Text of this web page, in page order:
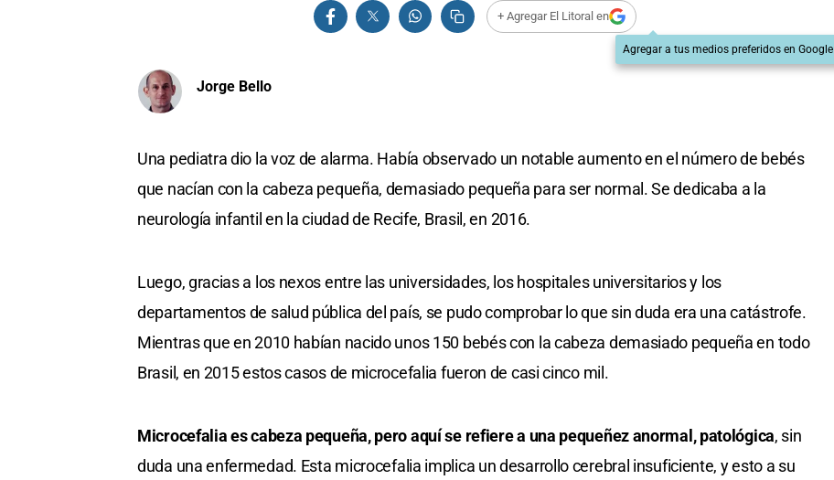
+ Agregar El Litoral en
Agregar a tus medios preferidos en Google
Jorge Bello
Una pediatra dio la voz de alarma. Había observado un notable aumento en el número de bebés
que nacían con la cabeza pequeña, demasiado pequeña para ser normal. Se dedicaba a la
neurología infantil en la ciudad de Recife, Brasil, en 2016.
Luego, gracias a los nexos entre las universidades, los hospitales universitarios y los
departamentos de salud pública del país, se pudo comprobar lo que sin duda era una catástrofe.
Mientras que en 2010 habían nacido unos 150 bebés con la cabeza demasiado pequeña en todo
Brasil, en 2015 estos casos de microcefalia fueron de casi cinco mil.
Microcefalia es cabeza pequeña, pero aquí se refiere a una pequeñez anormal, patológica, sin
duda una enfermedad. Esta microcefalia implica un desarrollo cerebral insuficiente, y esto a su